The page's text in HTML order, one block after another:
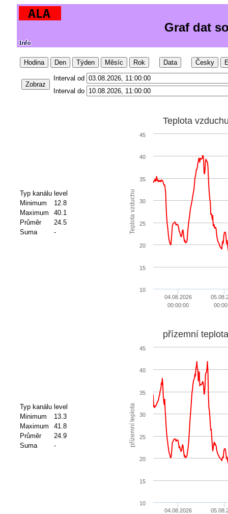
Graf dat
Hodina Den Týden Měsíc Rok Data Česky
Zobraz
Interval od
Interval do
Typ kanálu level
Minimum
12.8
Maximum
40.1
Průměr
24.5
Suma
- Teplota vzduchu
Teplota
04.08.2026
00:00:00
10
15
20
25
30
35
40
45
Typ kanálu level
Minimum
13.3
Maximum
41.8
Průměr
24.9
Suma
- přízemní teplota
přízemní
04.08.2026
10
15
20
25
30
35
40
45